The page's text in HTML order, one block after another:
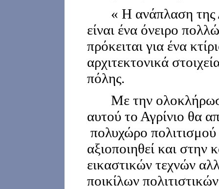
« Η ανάπλαση της
είναι ένα όνειρο
πρόκειται για ένα
αρχιτεκτονικά
πόλης.
Με την
αυτού το Αγρίνιο θα
πολυχώρο
αξιοποιηθεί και στην
εικαστικών τεχνών
ποικίλων